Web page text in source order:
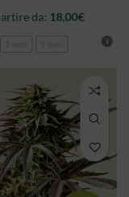
da: 18,00€